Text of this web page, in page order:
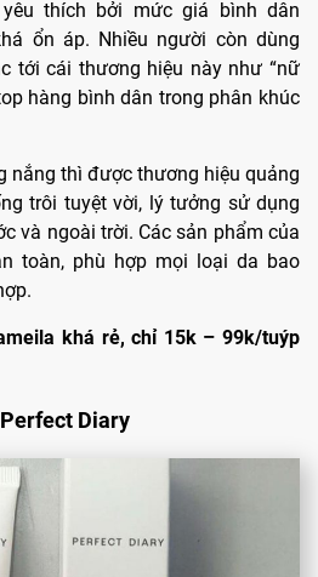
thích bởi mức giá bình dân
ổn áp. Nhiều người còn dùng
tới cái thương hiệu này như “nữ
hàng bình dân trong phân khúc
nắng thì được thương hiệu quảng
trôi tuyệt vời, lý tưởng sử dụng
và ngoài trời. Các sản phẩm của
toàn, phù hợp mọi loại da bao
khá rẻ, chỉ 15k – 99k/tuýp
Diary